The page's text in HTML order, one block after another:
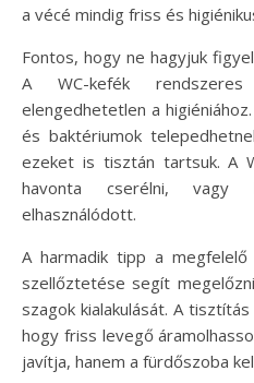
a vécé mindig friss és
Fontos, hogy ne hagyjuk
A WC-kefék
elengedhetetlen a
és baktériumok
ezeket is tisztán tartsuk. A
havonta cserélni, vagy
elhasználódott.
A harmadik tipp a
szellőztetése segít
szagok kialakulását. A
hogy friss levegő
javítja, hanem a fürdőszoba